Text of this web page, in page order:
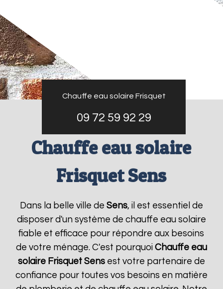
Chauffe eau solaire Frisquet
09 72 59 92 29
Chauffe eau solaire
Frisquet Sens
Dans la belle ville de Sens, il est essentiel de
disposer d'un système de chauffe eau solaire
fiable et efficace pour répondre aux besoins
de votre ménage. C'est pourquoi Chauffe eau
solaire Frisquet Sensest votre partenaire de
confiance pour toutes vos besoins en matière